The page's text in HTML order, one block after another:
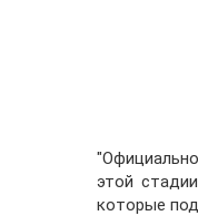
этой
которые